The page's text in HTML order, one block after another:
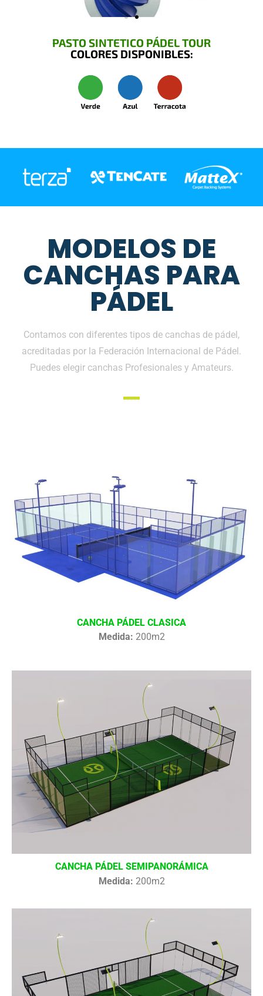
PASTO SINTETICO PÁDEL TOUR
COLORES DISPONIBLES:
MODELOS DE
CANCHAS PARA
PÁDEL
Contamos con diferentes tipos de canchas de pádel,
acreditadas por la Federación Internacional de Pádel.
Puedes elegir canchas Profesionales y Amateurs.
CANCHA PÁDEL CLASICA
Medida: 200m2
CANCHA PÁDEL SEMIPANORÁMICA
Medida: 200m2